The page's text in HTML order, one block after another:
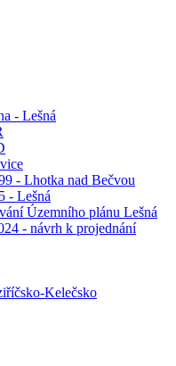
- Lešná
- Lhotka nad Bečvou
- Lešná
Územního plánu Lešná
- návrh k projednání
Kelečsko